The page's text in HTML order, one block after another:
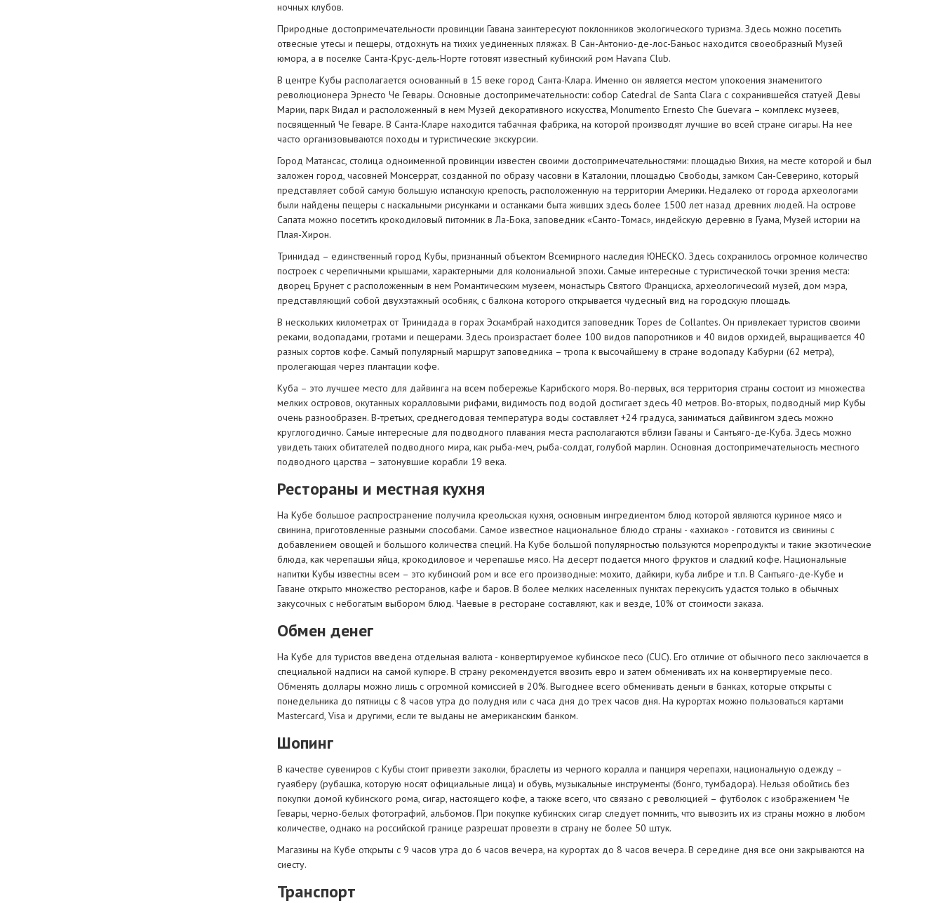
ночных клубов.
Природные достопримечательности провинции Гавана заинтересуют поклонников экологического туризма. Здесь можно посетить
отвесные утесы и пещеры, отдохнуть на тихих уединенных пляжах. В Сан-Антонио-де-лос-Баньос находится своеобразный Музей
юмора, а в поселке Санта-Крус-дель-Норте готовят известный кубинский ром Havana Club.
В центре Кубы располагается основанный в 15 веке город Санта-Клара. Именно он является местом упокоения знаменитого
революционера Эрнесто Че Гевары. Основные достопримечательности: собор Catedral de Santa Clara с сохранившейся статуей Девы
Марии, парк Видал и расположенный в нем Музей декоративного искусства, Monumento Ernesto Che Guevara – комплекс музеев,
посвященный Че Геваре. В Санта-Кларе находится табачная фабрика, на которой производят лучшие во всей стране сигары. На нее
часто организовываются походы и туристические экскурсии.
Город Матансас, столица одноименной провинции известен своими достопримечательностями: площадью Вихия, на месте которой и был
заложен город, часовней Монсеррат, созданной по образу часовни в Каталонии, площадью Свободы, замком Сан-Северино, который
представляет собой самую большую испанскую крепость, расположенную на территории Америки. Недалеко от города археологами
были найдены пещеры с наскальными рисунками и останками быта живших здесь более 1500 лет назад древних людей. На острове
Сапата можно посетить крокодиловый питомник в Ла-Бока, заповедник «Санто-Томас», индейскую деревню в Гуама, Музей истории на
Плая-Хирон.
Тринидад – единственный город Кубы, признанный объектом Всемирного наследия ЮНЕСКО. Здесь сохранилось огромное количество
построек с черепичными крышами, характерными для колониальной эпохи. Самые интересные с туристической точки зрения места:
дворец Брунет с расположенным в нем Романтическим музеем, монастырь Святого Франциска, археологический музей, дом мэра,
представляющий собой двухэтажный особняк, с балкона которого открывается чудесный вид на городскую площадь.
В нескольких километрах от Тринидада в горах Эскамбрай находится заповедник Topes de Collantes. Он привлекает туристов своими
реками, водопадами, гротами и пещерами. Здесь произрастает более 100 видов папоротников и 40 видов орхидей, выращивается 40
разных сортов кофе. Самый популярный маршрут заповедника – тропа к высочайшему в стране водопаду Кабурни (62 метра),
пролегающая через плантации кофе.
Куба – это лучшее место для дайвинга на всем побережье Карибского моря. Во-первых, вся территория страны состоит из множества
мелких островов, окутанных коралловыми рифами, видимость под водой достигает здесь 40 метров. Во-вторых, подводный мир Кубы
очень разнообразен. В-третьих, среднегодовая температура воды составляет +24 градуса, заниматься дайвингом здесь можно
круглогодично. Самые интересные для подводного плавания места располагаются вблизи Гаваны и Сантьяго-де-Куба. Здесь можно
увидеть таких обитателей подводного мира, как рыба-меч, рыба-солдат, голубой марлин. Основная достопримечательность местного
подводного царства – затонувшие корабли 19 века.
Рестораны и местная кухня
На Кубе большое распространение получила креольская кухня, основным ингредиентом блюд которой являются куриное мясо и
свинина, приготовленные разными способами. Самое известное национальное блюдо страны - «ахиако» - готовится из свинины с
добавлением овощей и большого количества специй. На Кубе большой популярностью пользуются морепродукты и такие экзотические
блюда, как черепашьи яйца, крокодиловое и черепашье мясо. На десерт подается много фруктов и сладкий кофе. Национальные
напитки Кубы известны всем – это кубинский ром и все его производные: мохито, дайкири, куба либре и т.п. В Сантьяго-де-Кубе и
Гаване открыто множество ресторанов, кафе и баров. В более мелких населенных пунктах перекусить удастся только в обычных
закусочных с небогатым выбором блюд. Чаевые в ресторане составляют, как и везде, 10% от стоимости заказа.
Обмен денег
На Кубе для туристов введена отдельная валюта - конвертируемое кубинское песо (CUC). Его отличие от обычного песо заключается в
специальной надписи на самой купюре. В страну рекомендуется ввозить евро и затем обменивать их на конвертируемые песо.
Обменять доллары можно лишь с огромной комиссией в 20%. Выгоднее всего обменивать деньги в банках, которые открыты с
понедельника до пятницы с 8 часов утра до полудня или с часа дня до трех часов дня. На курортах можно пользоваться картами
Mastercard, Visa и другими, если те выданы не американским банком.
Шопинг
В качестве сувениров с Кубы стоит привезти заколки, браслеты из черного коралла и панциря черепахи, национальную одежду –
гуаяберу (рубашка, которую носят официальные лица) и обувь, музыкальные инструменты (бонго, тумбадора). Нельзя обойтись без
покупки домой кубинского рома, сигар, настоящего кофе, а также всего, что связано с революцией – футболок с изображением Че
Гевары, черно-белых фотографий, альбомов. При покупке кубинских сигар следует помнить, что вывозить их из страны можно в любом
количестве, однако на российской границе разрешат провезти в страну не более 50 штук.
Магазины на Кубе открыты с 9 часов утра до 6 часов вечера, на курортах до 8 часов вечера. В середине дня все они закрываются на
сиесту.
Транспорт